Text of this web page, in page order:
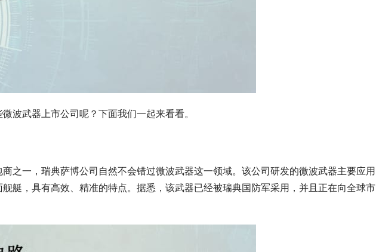
波武器上市公司呢？下面我们一起来看看。
之一，瑞典萨博公司自然不会错过微波武器这一领域。该公司研发的微波武器主要应用
艇，具有高效、精准的特点。据悉，该武器已经被瑞典国防军采用，并且正在向全球市